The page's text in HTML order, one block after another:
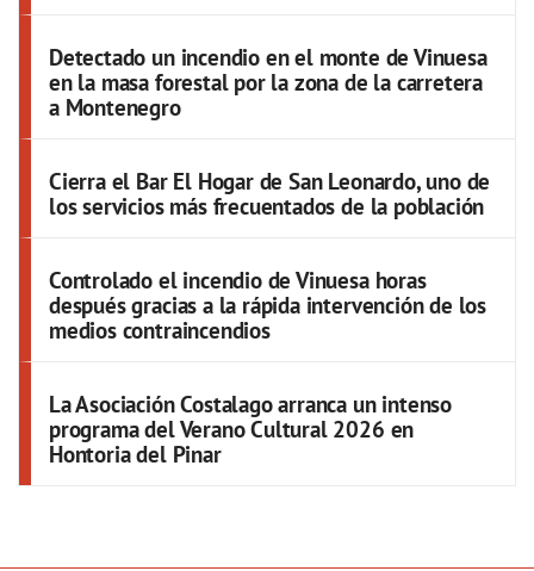
Detectado un incendio en el monte de Vinuesa
en la masa forestal por la zona de la carretera
a Montenegro
Cierra el Bar El Hogar de San Leonardo, uno de
los servicios más frecuentados de la población
Controlado el incendio de Vinuesa horas
después gracias a la rápida intervención de los
medios contraincendios
La Asociación Costalago arranca un intenso
programa del Verano Cultural 2026 en
Hontoria del Pinar